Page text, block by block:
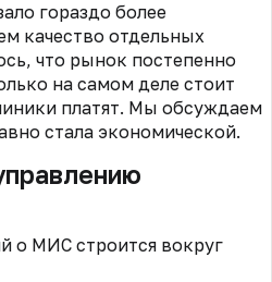
гораздо более
качество отдельных
что рынок постепенно
на самом деле стоит
платят. Мы обсуждаем
стала экономической.
о МИС строится вокруг